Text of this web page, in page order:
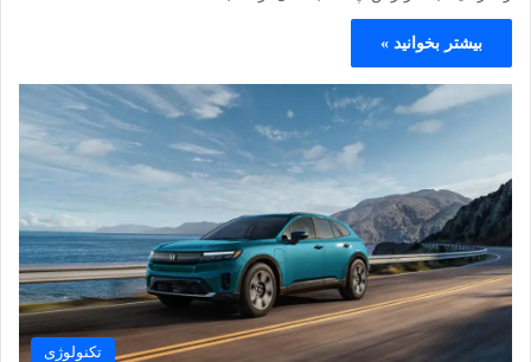
بیشتر بخوانید »
تکنولوژی